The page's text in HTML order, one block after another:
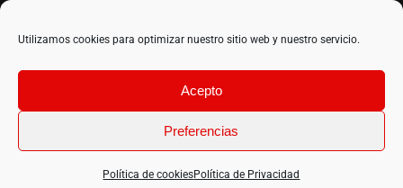
Utilizamos cookies para optimizar nuestro sitio web y nuestro servicio.
Acepto
Preferencias
Política de cookiesPolítica de Privacidad
Aviso Legal • Política de Privacidad •Política de Cookies